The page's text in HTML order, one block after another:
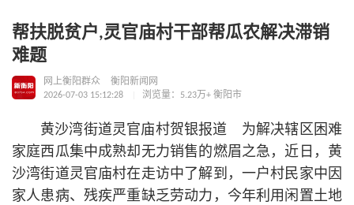
帮扶脱贫户,灵官庙村干部帮瓜农解决滞销
难题
网上衡阳群众
衡阳新闻网
2026-07-03 15:12:28
浏览量：5.23万+ 衡阳市
黄沙湾街道灵官庙村贺银报道 为解决辖区困难
家庭西瓜集中成熟却无力销售的燃眉之急，近日，黄
沙湾街道灵官庙村在走访中了解到，一户村民家中因
家人患病、残疾严重缺乏劳动力，今年利用闲置土地